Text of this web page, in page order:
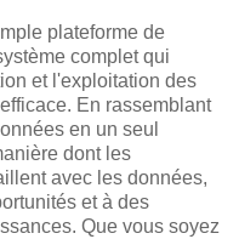
plateforme de
complet qui
et l'exploitation des
En rassemblant
en un seul
dont les
avec les données,
et à des
Que vous soyez